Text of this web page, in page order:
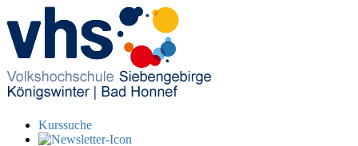
Kurssuche